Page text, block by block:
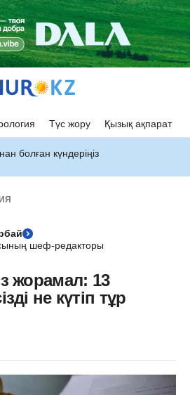
Түс жору Қызық ақпарат
болған күндеріңіз
шеф-редакторы
жорамал: 13
не күтіп тұр